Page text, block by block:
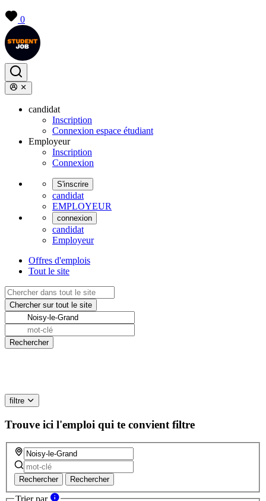
0
candidat
Inscription
Connexion espace étudiant
Employeur
Inscription
Connexion
S'inscrire
candidat
EMPLOYEUR
connexion
candidat
Employeur
Offres d'emplois
Tout le site
filtre
Trouve ici l'emploi qui te convient filtre
Rechercher Rechercher
Trier par